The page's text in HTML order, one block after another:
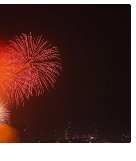
của Nhà hát Hồ Gươm. (Ảnh: Minh
Hiếu/Vietnam+)